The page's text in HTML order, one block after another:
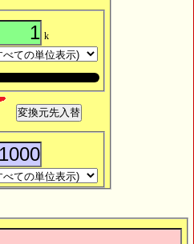
k
変換元先入替